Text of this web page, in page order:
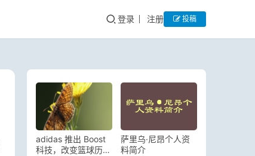
登录 注册 投稿
adidas 推出 Boost
科技，改变篮球历
萨里乌·尼昂个人资
料简介